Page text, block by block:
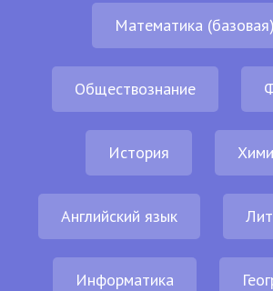
Математика (базовая)
Обществознание
История
Английский язык
Информатика